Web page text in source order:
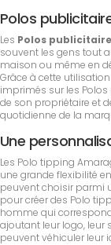
Polos
Les Polos
souvent les gens tout
maison ou même en
Grâce à cette
imprimés sur les
de son propriétaire et
quotidienne de la
Une
Les Polo tipping
une grande flexibilité
peuvent choisir parmi
pour créer des Polo
homme qui
ajoutant leur logo, leur
peuvent véhiculer leur